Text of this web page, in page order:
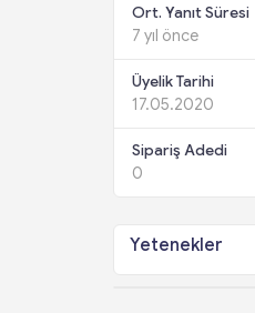
Ort. Yanıt Süresi
7 yıl önce
Üyelik Tarihi
17.05.2020
Sipariş Adedi
0
Yetenekler